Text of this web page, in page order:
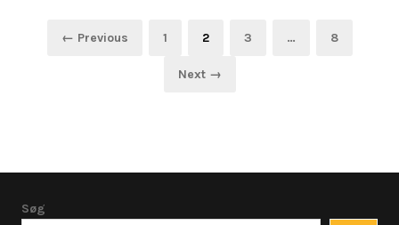
Indlægsinddeling
← Previous Page
1 Page
2 Page
3 … Page
8
Next →
Søg